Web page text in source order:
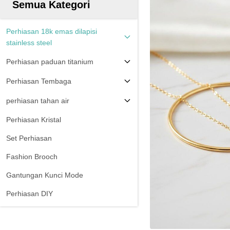
Semua Kategori
Perhiasan 18k emas dilapisi
stainless steel
Perhiasan paduan titanium
Perhiasan Tembaga
perhiasan tahan air
Perhiasan Kristal
Set Perhiasan
Fashion Brooch
Gantungan Kunci Mode
Perhiasan DIY